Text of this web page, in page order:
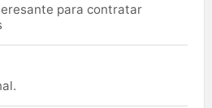
para contratar